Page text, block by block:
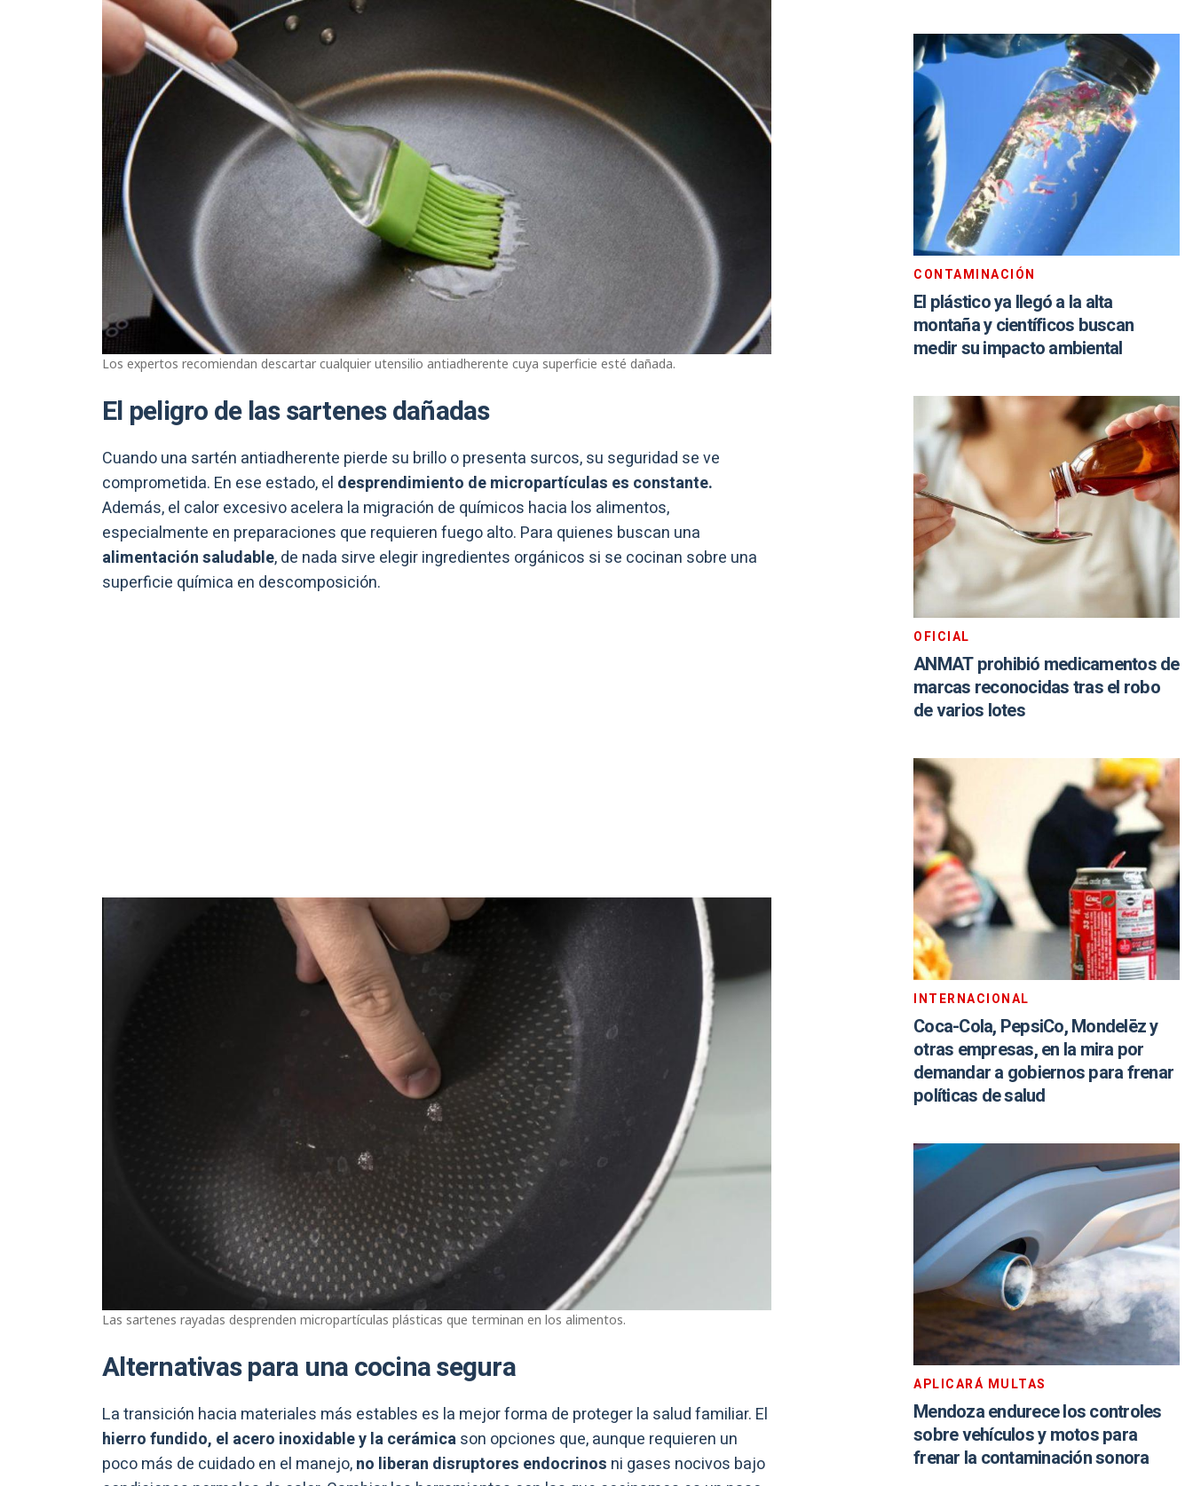
Los expertos recomiendan descartar cualquier utensilio antiadherente cuya superficie esté dañada.
El peligro de las sartenes dañadas
Cuando una sartén antiadherente pierde su brillo o presenta surcos, su seguridad se ve
comprometida. En ese estado, el desprendimiento de micropartículas es constante.
Además, el calor excesivo acelera la migración de químicos hacia los alimentos,
especialmente en preparaciones que requieren fuego alto. Para quienes buscan una
alimentación saludable, de nada sirve elegir ingredientes orgánicos si se cocinan sobre una
superficie química en descomposición.
Las sartenes rayadas desprenden micropartículas plásticas que terminan en los alimentos.
Alternativas para una cocina segura
La transición hacia materiales más estables es la mejor forma de proteger la salud familiar. El
hierro fundido, el acero inoxidable y la cerámicason opciones que, aunque requieren un
poco más de cuidado en el manejo,no liberan disruptores endocrinos ni gases nocivos bajo
CONTAMINACIÓN
El plástico ya llegó a la alta
montaña y científicos buscan
medir su impacto ambiental
OFICIAL
ANMAT prohibió medicamentos de
marcas reconocidas tras el robo
de varios lotes
INTERNACIONAL
Coca-Cola, PepsiCo, Mondelēz y
otras empresas, en la mira por
demandar a gobiernos para frenar
políticas de salud
APLICARÁ MULTAS
Mendoza endurece los controles
sobre vehículos y motos para
frenar la contaminación sonora